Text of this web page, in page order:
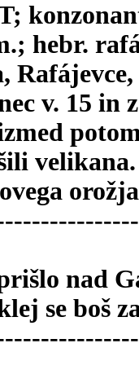
hebr.
v. 15 in
nad
se boš